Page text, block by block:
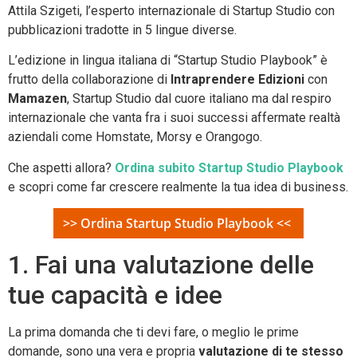
Attila Szigeti, l’esperto internazionale di Startup Studio con
pubblicazioni tradotte in 5 lingue diverse.
L’edizione in lingua italiana di “Startup Studio Playbook” è
frutto della collaborazione di Intraprendere Edizioni con
Mamazen, Startup Studio dal cuore italiano ma dal respiro
internazionale che vanta fra i suoi successi affermate realtà
aziendali come Homstate, Morsy e Orangogo.
Che aspetti allora? Ordina subito Startup Studio Playbook
e scopri come far crescere realmente la tua idea di business.
>> Ordina Startup Studio Playbook <<
1. Fai una valutazione delle
tue capacità e idee
La prima domanda che ti devi fare, o meglio le prime
domande, sono una vera e propria valutazione di te stesso